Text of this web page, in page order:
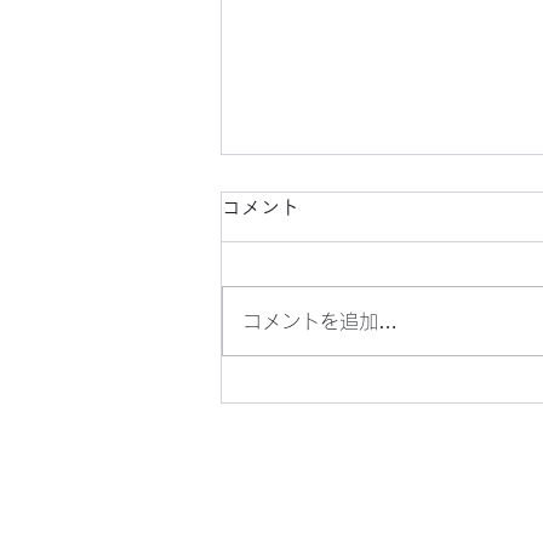
懐かしい、横浜駅周辺の風景
コメント
コメントを追加…